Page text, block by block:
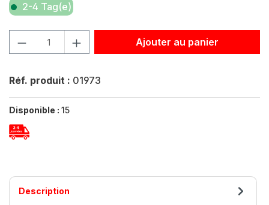
2-4 Tag(e)
Quantité de produit : Entrez la quantité souhaitée ou
Ajouter au panier
Réf. produit : 01973
Disponible : 15
Description